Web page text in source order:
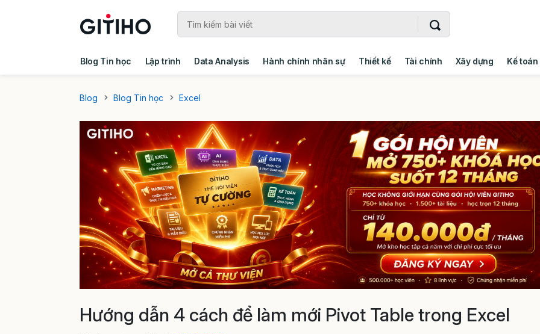
Blog Tin học Lập trình Data Analysis Hành chính nhân sự Thiết kế Tài chính Xây dựng Kế toán
Blog
Blog Tin học Excel
Hướng dẫn 4 cách để làm mới Pivot Table trong Excel